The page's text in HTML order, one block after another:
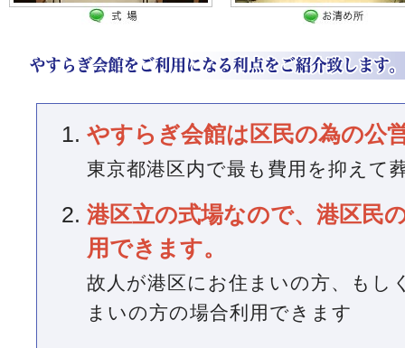
やすらぎ会館は区民の為の公
東京都港区内で最も費用を抑えて
港区立の式場なので、港区民
用できます。
故人が港区にお住まいの方、もし
まいの方の場合利用できます